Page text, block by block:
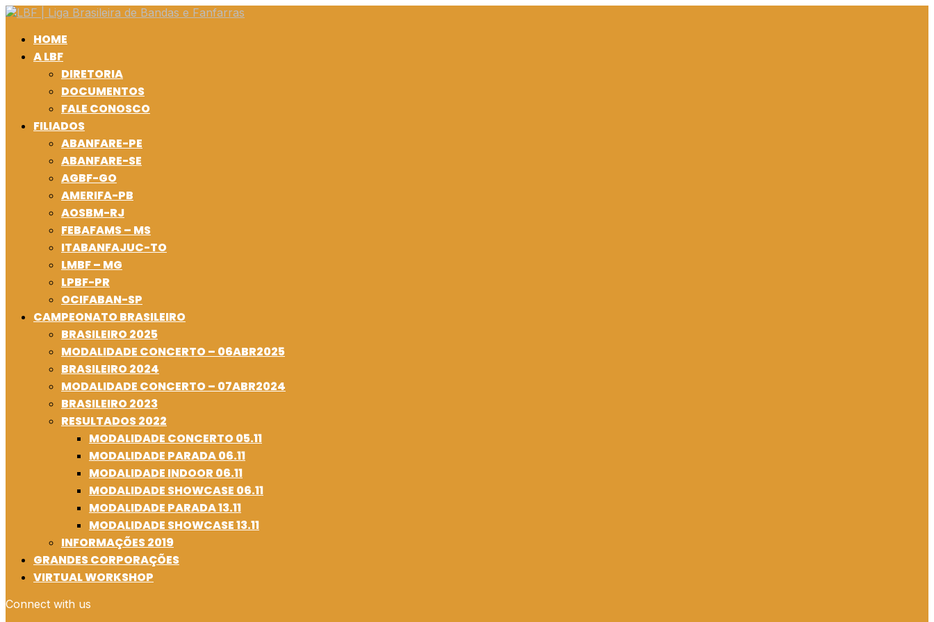
HOME
A LBF
DIRETORIA
DOCUMENTOS
FALE CONOSCO
FILIADOS
ABANFARE-PE
ABANFARE-SE
AGBF-GO
AMERIFA-PB
AOSBM-RJ
FEBAFAMS – MS
ITABANFAJUC-TO
LMBF – MG
LPBF-PR
OCIFABAN-SP
CAMPEONATO BRASILEIRO
BRASILEIRO 2025
MODALIDADE CONCERTO – 06ABR2025
BRASILEIRO 2024
MODALIDADE CONCERTO – 07ABR2024
BRASILEIRO 2023
RESULTADOS 2022
MODALIDADE CONCERTO 05.11
MODALIDADE PARADA 06.11
MODALIDADE INDOOR 06.11
MODALIDADE SHOWCASE 06.11
MODALIDADE PARADA 13.11
MODALIDADE SHOWCASE 13.11
INFORMAÇÕES 2019
GRANDES CORPORAÇÕES
VIRTUAL WORKSHOP
Connect with us